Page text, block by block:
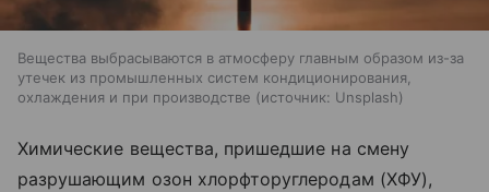
Вещества выбрасываются в атмосферу главным образом из-за
утечек из промышленных систем кондиционирования,
охлаждения и при производстве
источник: Unsplash
Химические вещества, пришедшие на смену
разрушающим озон хлорфторуглеродам (ХФУ),